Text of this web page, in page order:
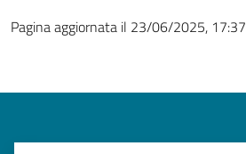
Pagina aggiornata il 23/06/2025, 17:37